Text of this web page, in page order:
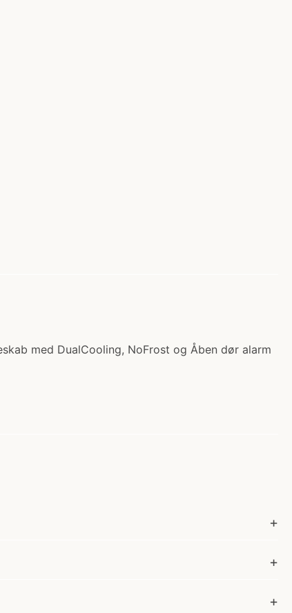
med DualCooling, NoFrost og Åben dør alarm